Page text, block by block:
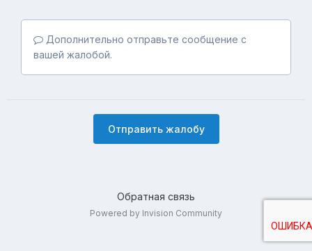
Дополнительно отправьте сообщение с
вашей жалобой.
Отправить жалобу
Обратная связь
Powered by Invision Community